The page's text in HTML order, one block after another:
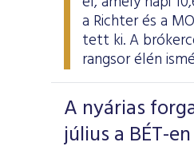
a Richter és a
tett ki. A
rangsor élén
A nyárias
július a BÉT-en